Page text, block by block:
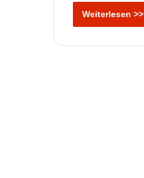
Weiterlesen >>